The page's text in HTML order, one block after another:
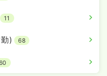
11
) 68